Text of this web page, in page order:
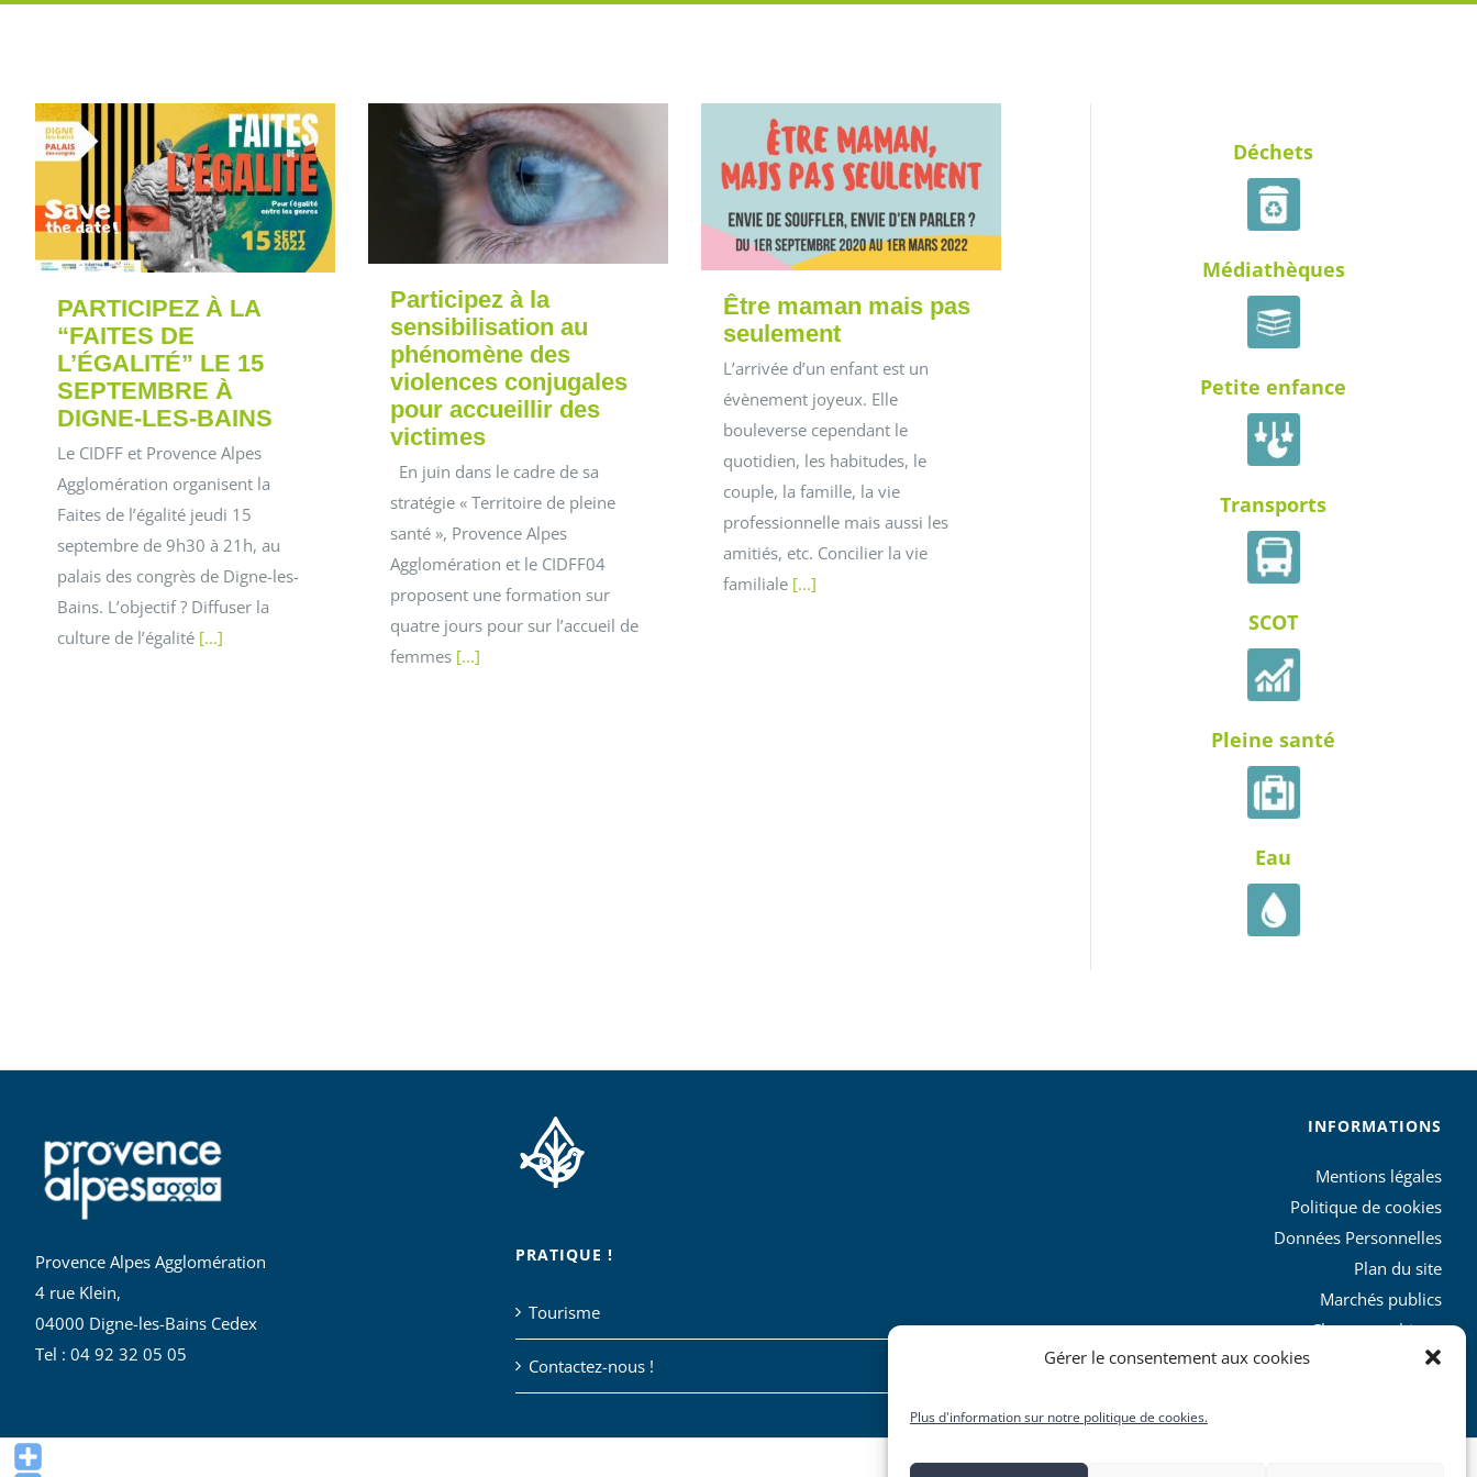
Gérer le consentement aux cookies
Plus d'information sur notre politique de cookies.
PARTICIPEZ À LA
“FAITES DE
L’ÉGALITÉ” LE 15
SEPTEMBRE À
DIGNE-LES-BAINS
Le CIDFF et Provence Alpes
Agglomération organisent la
Faites de l’égalité jeudi 15
septembre de 9h30 à 21h, au
palais des congrès de Digne-les-
Bains. L’objectif ? Diffuser la
culture de l’égalité [...]
Participez à la
sensibilisation au
phénomène des
violences conjugales
pour accueillir des
victimes
En juin dans le cadre de sa
stratégie « Territoire de pleine
santé », Provence Alpes
Agglomération et le CIDFF04
proposent une formation sur
quatre jours pour sur l’accueil de
femmes [...]
Être maman mais pas
seulement
L’arrivée d’un enfant est un
évènement joyeux. Elle
bouleverse cependant le
quotidien, les habitudes, le
couple, la famille, la vie
professionnelle mais aussi les
amitiés, etc. Concilier la vie
familiale [...]
Déchets
Médiathèques
Petite enfance
Transports
SCOT
Pleine santé
Eau
Provence Alpes Agglomération
4 rue Klein,
04000 Digne-les-Bains Cedex
Tel : 04 92 32 05 05
PRATIQUE !
Tourisme
Contactez-nous !
INFORMATIONS
Mentions légales
Politique de cookies
Données Personnelles
Plan du site
Marchés publics
Charte graphique
L’agglo recrute